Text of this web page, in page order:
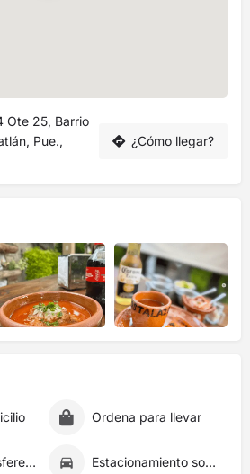
Ote 25, Barrio
Pue.,
¿Cómo llegar?
Ordena para llevar
Pago con transferencia Estacionamiento sobre la calle